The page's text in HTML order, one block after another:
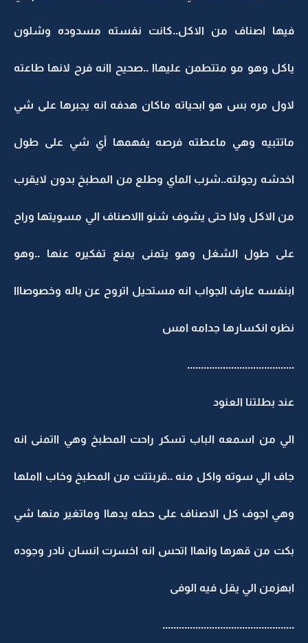
فيها اصناف من الاكل..كانت نفسته مسدوده وشلون
ياكل وهو مو متتطمن عليهاا ..صحيح اانه فرح لانها طاعته
لاول مره بس هو ابحياته ماكان هدفه انه يجبرها على شي
ماتتبيه وهي ماعطته فرصه يفهمها أي شي على طول
اخدشه رجولته..شرب الماي وطلع من المطبخ بدون لايقرب
من الاكل ولاا حتى يشوف شنو االاصناف الي مسويتها وراح
على طول الشغل وهو يتمنى يمنع تفكيره عنها ..وهو
ابنفسه عارف الجواب انه مستحيل اتروح عن باله وخصوصااا
نظره انكسارها جدامه امس
.......................................
عند بطلتنا العنود
الي من اسمعه الباب تسكر راحت المطبخ وهي ااتمنى انه
جاف الي سوته واكل منه ..قربتتت من المطبخ وخاب ااملها
وهي اجوف كل الاصناف على حطه يدهاا وماتغير منها شي
بكت من قهرها وانهاا اتحس انه اخسرت انسان نادر وجوده
ابهزمن الي يقل فيه الوفى
................................................